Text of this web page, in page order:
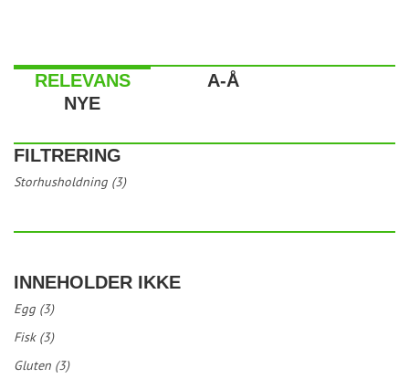
RELEVANS
A-Å
NYE
FILTRERING
Storhusholdning (3)
INNEHOLDER IKKE
Egg (3)
Fisk (3)
Gluten (3)